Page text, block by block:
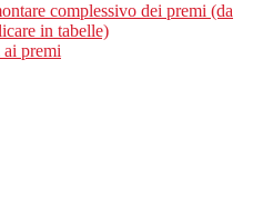
complessivo dei premi (da
in tabelle)
premi